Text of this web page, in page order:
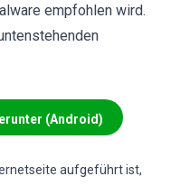
empfohlen wird.
(Android)
aufgeführt ist,